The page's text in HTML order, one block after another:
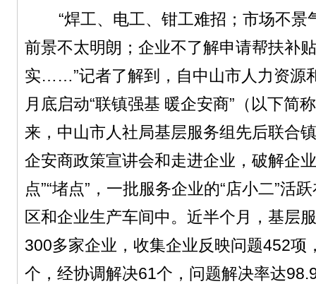
“焊工、电工、钳工难招；市场不景
前景不太明朗；企业不了解申请帮扶补
实……”记者了解到，自中山市人力资源
月底启动“联镇强基 暖企安商”（以下简
来，中山市人社局基层服务组先后联合
企安商政策宣讲会和走进企业，破解企
点”“堵点”，一批服务企业的“店小二”活
区和企业生产车间中。近半个月，基层
300多家企业，收集企业反映问题452项
个，经协调解决61个，问题解决率达